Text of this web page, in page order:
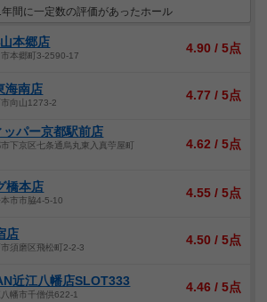
間に一定数の評価があったホール
本郷店
本郷町3-2590-17
4.90 / 5点
海南店
向山1273-2
4.77 / 5点
ッパー京都駅前店
下京区七条通烏丸東入真苧屋町
4.62 / 5点
橋本店
市市脇4-5-10
4.55 / 5点
店
須磨区飛松町2-2-3
4.50 / 5点
近江八幡店SLOT333
幡市千僧供622-1
4.46 / 5点